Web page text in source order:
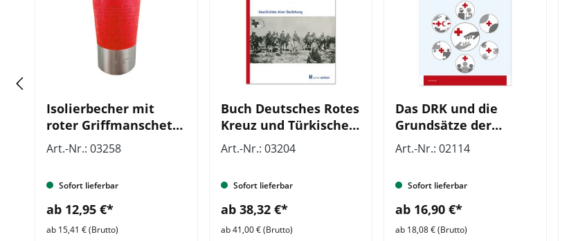
Isolierbecher mit
roter Griffmanschette
mit Prägung der 7
Grundsätze
Art.-Nr.: 03258
Sofort lieferbar
ab 12,95 €*
ab 15,41 € (Brutto)
Buch Deutsches Rotes
Kreuz und Türkischer
Roter Halbmond,
Beiträge zur
Band 5
Art.-Nr.: 03204
Sofort lieferbar
ab 38,32 €*
ab 41,00 € (Brutto)
Das DRK und die
Grundsätze der
Internationalen
Rotkreuz- und
Bewegung, VE = 5
Stück
Art.-Nr.: 02114
Sofort lieferbar
ab 16,90 €*
ab 18,08 € (Brutto)